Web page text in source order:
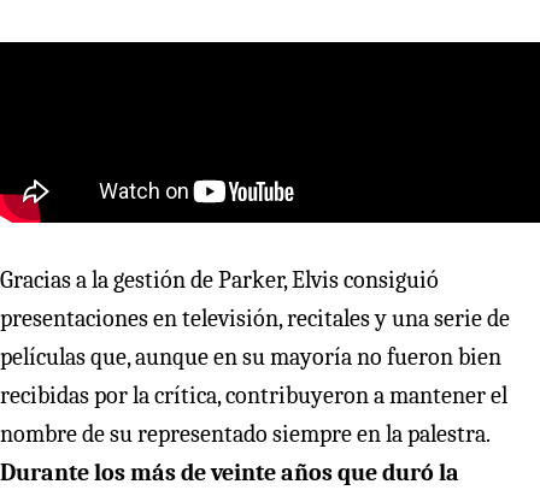
Gracias a la gestión de Parker, Elvis consiguió
presentaciones en televisión, recitales y una serie de
películas que, aunque en su mayoría no fueron bien
recibidas por la crítica, contribuyeron a mantener el
nombre de su representado siempre en la palestra.
Durante los más de veinte años que duró la